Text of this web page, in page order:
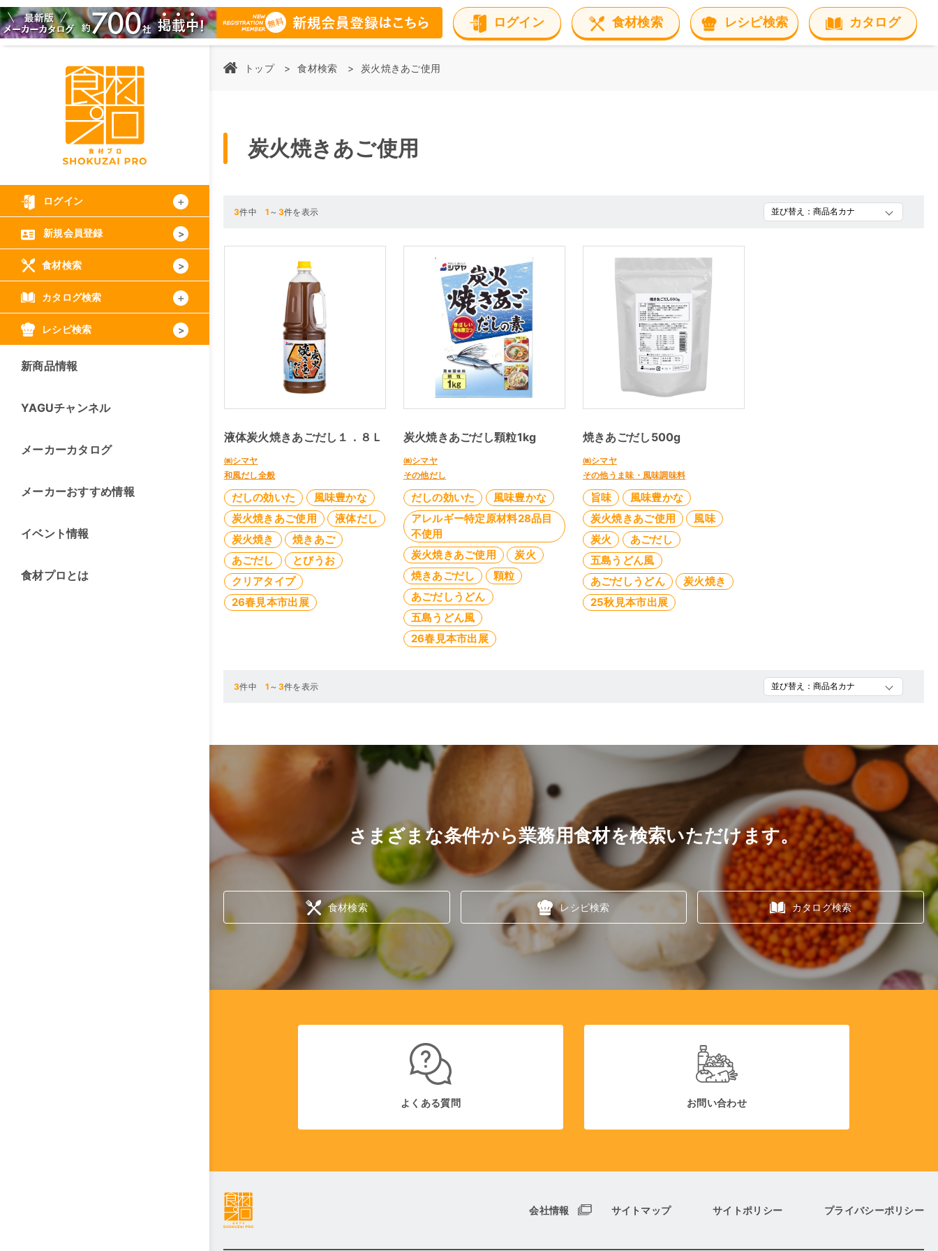
ログイン 食材検索 レシピ検索 カタログ
ログイン
新規会員登録
食材検索
カタログ検索
レシピ検索
新商品情報
YAGUチャンネル
メーカーカタログ
メーカーおすすめ情報
イベント情報
食材プロとは
トップ 食材検索 炭火焼きあご使用
炭火焼きあご使用
3件中1 ～ 3件を表示
液体炭火焼きあごだし１．８Ｌ
㈱シマヤ
和風だし全般
だしの効いた
風味豊かな
炭火焼きあご使用
液体だし
炭火焼き
焼きあご
あごだし
とびうお
クリアタイプ
26春見本市出展
炭火焼きあごだし顆粒1kg
㈱シマヤ
その他だし
だしの効いた
風味豊かな
アレルギー特定原材料28品目
不使用
炭火焼きあご使用
炭火
焼きあごだし
顆粒
あごだしうどん
五島うどん風
26春見本市出展
焼きあごだし500g
㈱シマヤ
その他うま味・風味調味料
旨味
風味豊かな
炭火焼きあご使用
風味
炭火
あごだし
五島うどん風
あごだしうどん
炭火焼き
25秋見本市出展
3件中1 ～ 3件を表示
さまざまな条件から業務用食材を検索いただけます。
食材検索 レシピ検索 カタログ検索
よくある質問 お問い合わせ
会社情報 サイトマップ サイトポリシー プライバシーポリシー